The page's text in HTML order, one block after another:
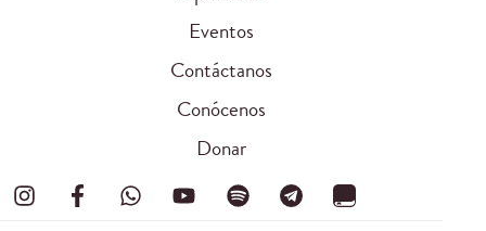
Eventos
Contáctanos
Conócenos
Donar